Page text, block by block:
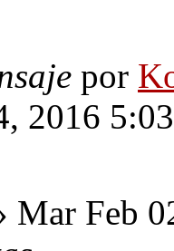
por
2016
Mar Feb